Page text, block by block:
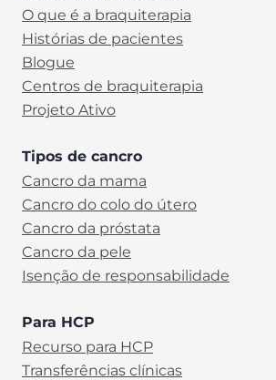
O que é a braquiterapia
Histórias de pacientes
Blogue
Centros de braquiterapia
Projeto Ativo
Tipos de cancro
Cancro da mama
Cancro do colo do útero
Cancro da próstata
Cancro da pele
Isenção de responsabilidade
Para HCP
Recurso para HCP
Transferências clínicas